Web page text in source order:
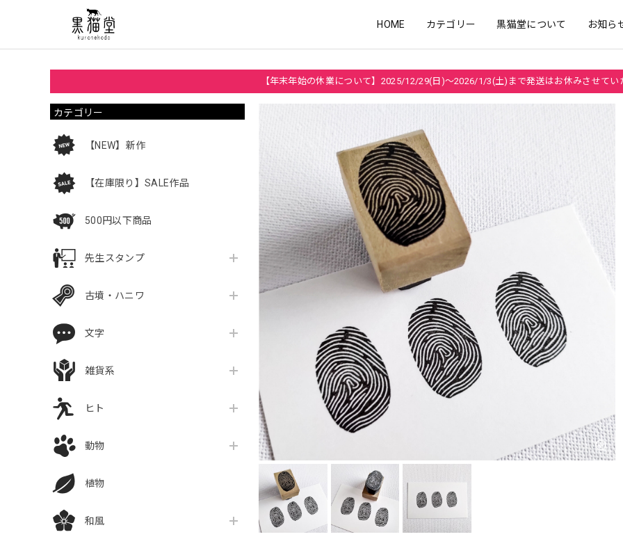
HOME カテゴリー 黒猫堂について お知ら
【年末年始の休業について】2025/12/29(日)～2026/1/3(土)まで発送はお休みさせてい
カテゴリー
【NEW】新作
【在庫限り】SALE作品
500円以下商品
先生スタンプ
古墳・ハニワ
文字
雑貨系
ヒト
動物
植物
和風